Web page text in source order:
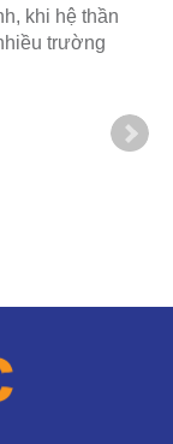
khi hệ thần
trường